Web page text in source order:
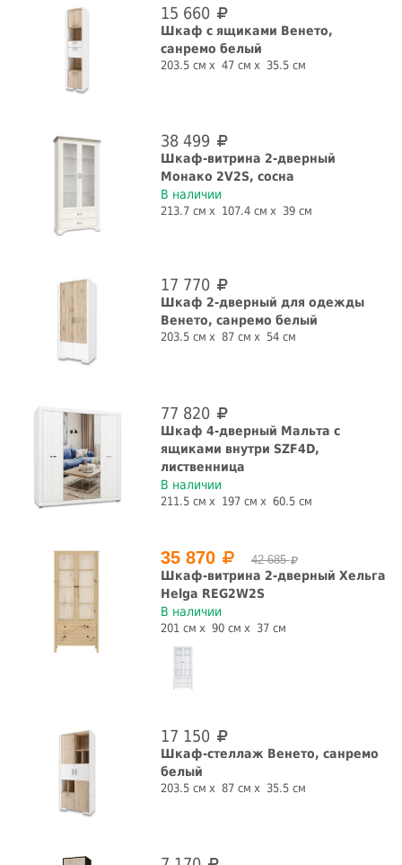
15 660
Шкаф с ящиками Венето,
санремо белый
203.5 см 47 см 35.5 см
38 499
Шкаф-витрина 2-дверный
Монако 2V2S, сосна
В наличии
213.7 см 107.4 см 39 см
17 770
Шкаф 2-дверный для одежды
Венето, санремо белый
203.5 см 87 см 54 см
77 820
Шкаф 4-дверный Мальта с
ящиками внутри SZF4D,
лиственница
В наличии
211.5 см 197 см 60.5 см
35 870 42 685
Шкаф-витрина 2-дверный Хельга
Helga REG2W2S
В наличии
201 см 90 см 37 см
17 150
Шкаф-стеллаж Венето, санремо
белый
203.5 см 87 см 35.5 см